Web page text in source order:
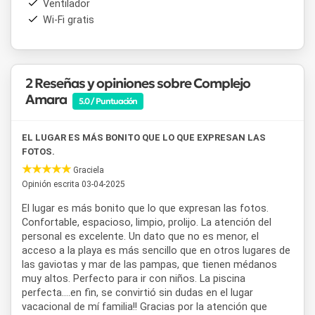
Ventilador
Wi-Fi gratis
2 Reseñas y opiniones sobre Complejo
Amara
5.0 / Puntuación
EL LUGAR ES MÁS BONITO QUE LO QUE EXPRESAN LAS
FOTOS.
Graciela
Opinión escrita 03-04-2025
El lugar es más bonito que lo que expresan las fotos.
Confortable, espacioso, limpio, prolijo. La atención del
personal es excelente. Un dato que no es menor, el
acceso a la playa es más sencillo que en otros lugares de
las gaviotas y mar de las pampas, que tienen médanos
muy altos. Perfecto para ir con niños. La piscina
perfecta....en fin, se convirtió sin dudas en el lugar
vacacional de mí familia!! Gracias por la atención que